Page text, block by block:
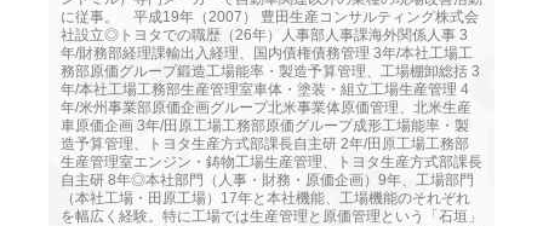
に従事。 平成19年（2007） 豊田生産コンサルティング株式会
社設立◎トヨタでの職歴（26年）人事部人事課海外関係人事 3
年/財務部経理課輸出入経理、国内債権債務管理 3年/本社工場工
務部原価グループ鍛造工場能率・製造予算管理、工場棚卸総括 3
年/本社工場工務部生産管理室車体・塗装・組立工場生産管理 4
年/米州事業部原価企画グループ北米事業体原価管理、北米生産
車原価企画 3年/田原工場工務部原価グループ成形工場能率・製
造予算管理、トヨタ生産方式部課長自主研 2年/田原工場工務部
生産管理室エンジン・鋳物工場生産管理、トヨタ生産方式部課長
自主研 8年◎本社部門（人事・財務・原価企画）9年、工場部門
（本社工場・田原工場）17年と本社機能、工場機能のそれぞれ
を幅広く経験。特に工場では生産管理と原価管理という「石垣」